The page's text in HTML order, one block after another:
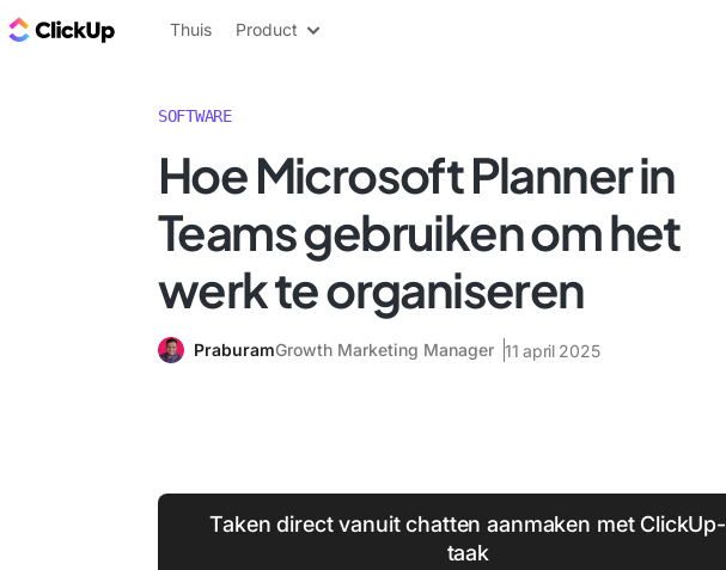
ClickUp Blog
Thuis Product
SOFTWARE
Hoe Microsoft Planner in
Teams gebruiken om het
werk te organiseren
PraburamGrowth Marketing Manager 11 april 2025
Taken direct vanuit chatten aanmaken met ClickUp-
taak